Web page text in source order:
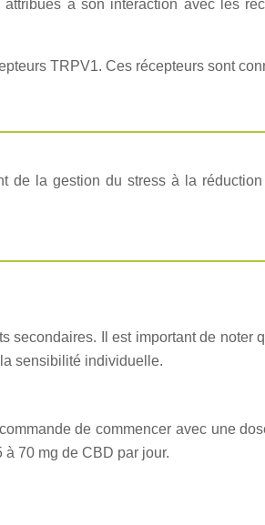
à son interaction avec les
TRPV1. Ces récepteurs sont
de la gestion du stress à la réduction
secondaires. Il est important de noter
sensibilité individuelle.
de commencer avec une
70 mg de CBD par jour.